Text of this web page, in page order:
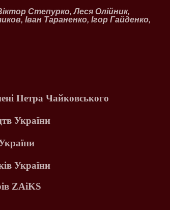
Степурко, Леся Олійник,
Іван Тараненко, Ігор Гайденко,
Петра Чайковського
України
України
ZAіKS